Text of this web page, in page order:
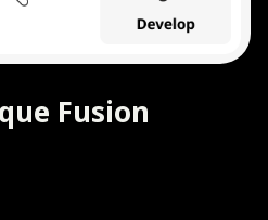
Fusion